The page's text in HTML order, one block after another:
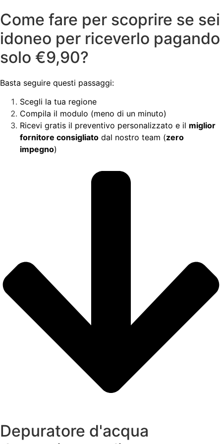
Come fare per scoprire se sei
idoneo per riceverlo pagando
solo €9,90?
Basta seguire questi passaggi:
Scegli la tua regione
Compila il modulo (meno di un minuto)
Ricevi gratis il preventivo personalizzato e il miglior
fornitore consigliato dal nostro team (zero
impegno)
Depuratore d'acqua